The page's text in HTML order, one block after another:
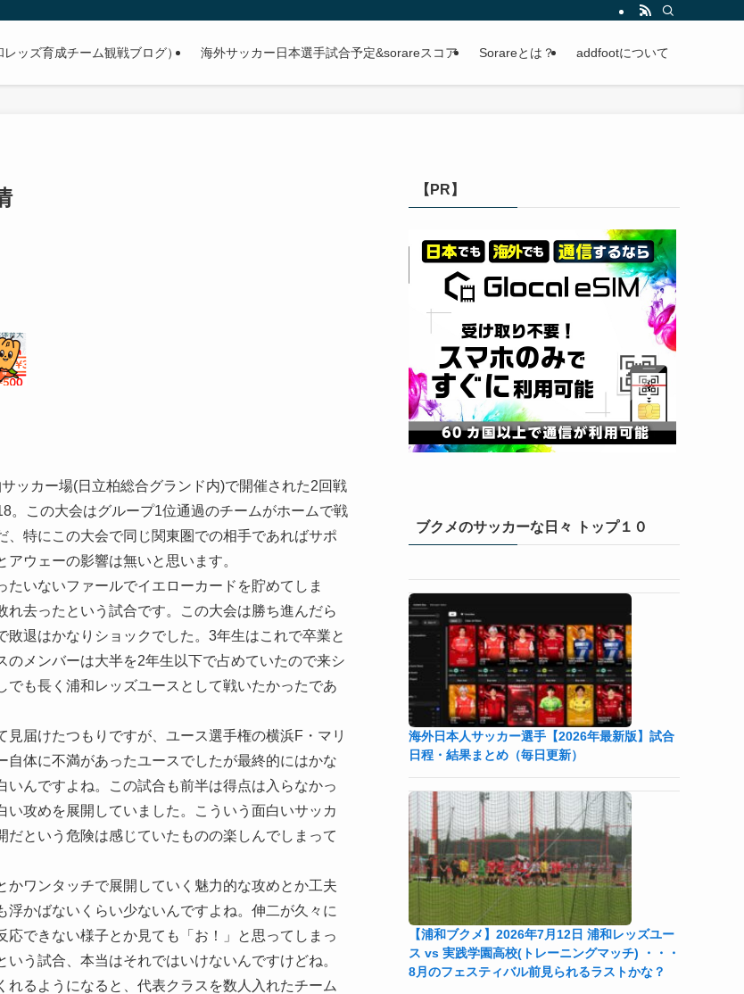
ッズ育成チーム観戦ブログ） 海外サッカー日本選手試合予定&sorareスコア Sorareとは？ addfootについて
ッカー場(日立柏総合グランド内)で開催された2回戦
。この大会はグループ1位通過のチームがホームで戦
特にこの大会で同じ関東圏での相手であればサポ
ウェーの影響は無いと思います。
いないファールでイエローカードを貯めてしま
去ったという試合です。この大会は勝ち進んだら
退はかなりショックでした。3年生はこれで卒業と
メンバーは大半を2年生以下で占めていたので来シ
も長く浦和レッズユースとして戦いたかったであ
届けたつもりですが、ユース選手権の横浜F・マリ
体に不満があったユースでしたが最終的にはかな
んですよね。この試合も前半は得点は入らなかっ
攻めを展開していました。こういう面白いサッカ
という危険は感じていたものの楽しんでしまって
ワンタッチで展開していく魅力的な攻めとか工夫
かばないくらい少ないんですよね。伸二が久々に
できない様子とか見ても「お！」と思ってしまっ
う試合、本当はそれではいけないんですけどね。
るようになると、代表クラスを数人入れたチーム
【PR】
ブクメのサッカーな日々 トップ１０
海外日本人サッカー選手【2026年最新版】試合
日程・結果まとめ（毎日更新）
【浦和ブクメ】2026年7月12日 浦和レッズユー
ス vs 実践学園高校(トレーニングマッチ) ・・・
8月のフェスティバル前見られるラストかな？